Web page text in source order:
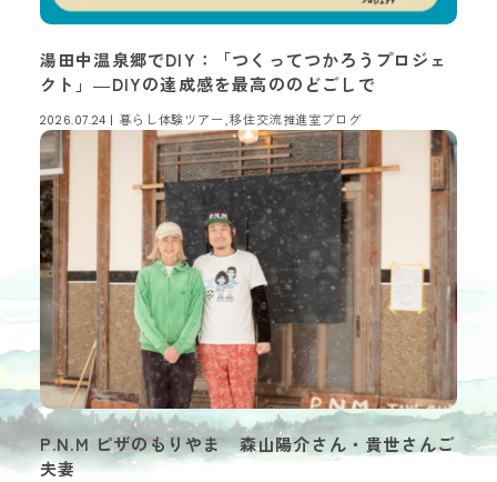
湯田中温泉郷でDIY：「つくってつかろうプロジェ
クト」―DIYの達成感を最高ののどごしで
2026.07.24 | 暮らし体験ツアー,移住交流推進室ブログ
P.N.M ピザのもりやま 森山陽介さん・貴世さんご
夫妻